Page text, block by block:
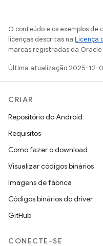
O conteúdo e os exemplos
licenças descritas na Licença
marcas registradas da Oracle
Última atualização 2025-12-
CRIAR
Repositório do Android
Requisitos
Como fazer o download
Visualizar códigos binários
Imagens de fábrica
Códigos binários do driver
GitHub
CONECTE-SE